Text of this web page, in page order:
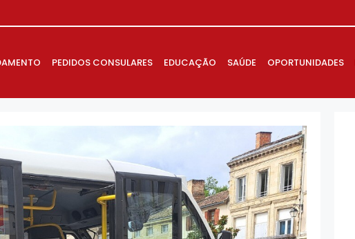
PEDIDOS CONSULARES EDUCAÇÃO SAÚDE OPORTUNIDADES